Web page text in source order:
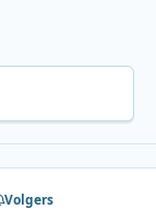
Volgers